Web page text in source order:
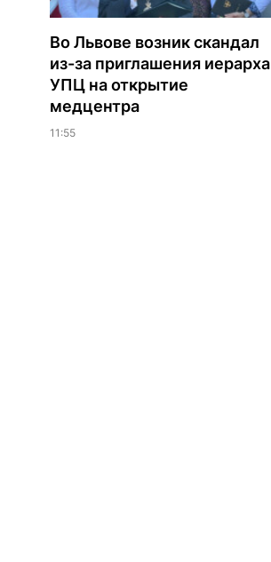
Во Львове возник скандал
из-за приглашения иерарха
УПЦ на открытие
медцентра
11:55